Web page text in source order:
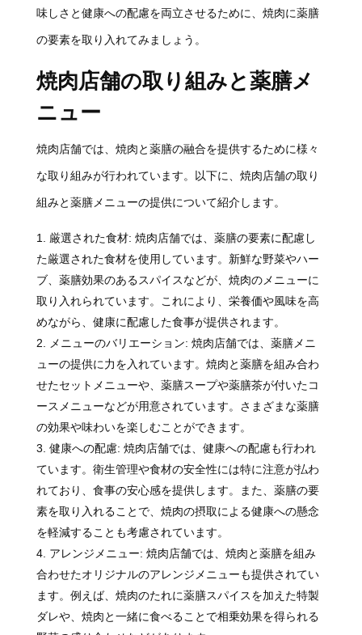
味しさと健康への配慮を両立させるために、焼肉に薬膳
の要素を取り入れてみましょう。
焼肉店舗の取り組みと薬膳メ
ニュー
焼肉店舗では、焼肉と薬膳の融合を提供するために様々
な取り組みが行われています。以下に、焼肉店舗の取り
組みと薬膳メニューの提供について紹介します。
厳選された食材: 焼肉店舗では、薬膳の要素に配慮し
た厳選された食材を使用しています。新鮮な野菜やハー
ブ、薬膳効果のあるスパイスなどが、焼肉のメニューに
取り入れられています。これにより、栄養価や風味を高
めながら、健康に配慮した食事が提供されます。
メニューのバリエーション: 焼肉店舗では、薬膳メニ
ューの提供に力を入れています。焼肉と薬膳を組み合わ
せたセットメニューや、薬膳スープや薬膳茶が付いたコ
ースメニューなどが用意されています。さまざまな薬膳
の効果や味わいを楽しむことができます。
健康への配慮: 焼肉店舗では、健康への配慮も行われ
ています。衛生管理や食材の安全性には特に注意が払わ
れており、食事の安心感を提供します。また、薬膳の要
素を取り入れることで、焼肉の摂取による健康への懸念
を軽減することも考慮されています。
アレンジメニュー: 焼肉店舗では、焼肉と薬膳を組み
合わせたオリジナルのアレンジメニューも提供されてい
ます。例えば、焼肉のたれに薬膳スパイスを加えた特製
ダレや、焼肉と一緒に食べることで相乗効果を得られる